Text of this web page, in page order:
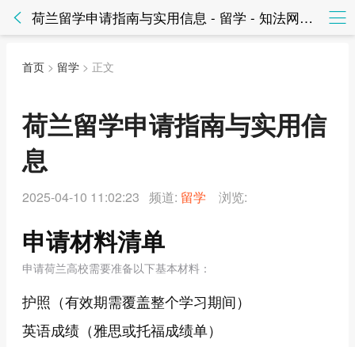
荷兰留学申请指南与实用信息 - 留学 - 知法网知法网
首页 > 留学 > 正文
荷兰留学申请指南与实用信
息
2025-04-10 11:02:23 频道: 留学 浏览:
申请材料清单
申请荷兰高校需要准备以下基本材料：
护照（有效期需覆盖整个学习期间）
英语成绩（雅思或托福成绩单）